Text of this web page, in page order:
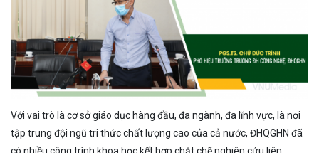
Với vai trò là cơ sở giáo dục hàng đầu, đa ngành, đa lĩnh vực, là nơi
tập trung đội ngũ tri thức chất lượng cao của cả nước, ĐHQGHN đã